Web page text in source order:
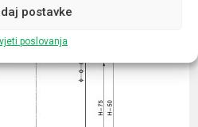
postavke
poslovanja